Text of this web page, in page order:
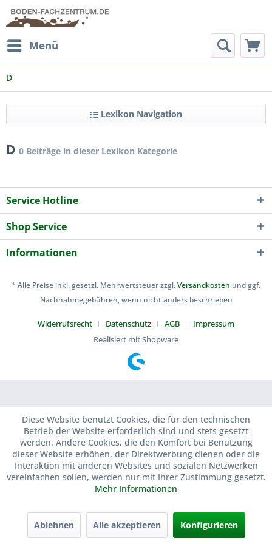
Menü
D
Lexikon Navigation
D 0 Beiträge in dieser Lexikon Kategorie
Service Hotline
Shop Service
Informationen
* Alle Preise inkl. gesetzl. Mehrwertsteuer zzgl.Versandkosten und ggf.
Nachnahmegebühren, wenn nicht anders beschrieben
Widerrufsrecht Datenschutz AGB
Impressum
Realisiert mit Shopware
Diese Website benutzt Cookies, die für den technischen
Betrieb der Website erforderlich sind und stets gesetzt
werden. Andere Cookies, die den Komfort bei Benutzung
dieser Website erhöhen, der Direktwerbung dienen oder die
Interaktion mit anderen Websites und sozialen Netzwerken
vereinfachen sollen, werden nur mit Ihrer Zustimmung gesetzt.
Mehr Informationen
Ablehnen Alle akzeptieren Konfigurieren